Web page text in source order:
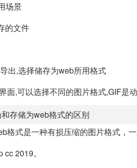
场景
的文件
出,选择储存为web所用格式
面,可以选择不同的图片格式,GIF是
存储为web格式的区别
格式是一种有损压缩的图片格式，
2019。